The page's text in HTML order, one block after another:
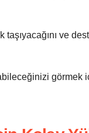
taşıyacağını ve